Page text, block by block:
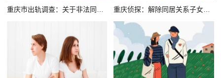
重庆市出轨调查：关于非法同居的法律规定有哪些？ 重庆侦探：解除同居关系子女抚养费判决书范本